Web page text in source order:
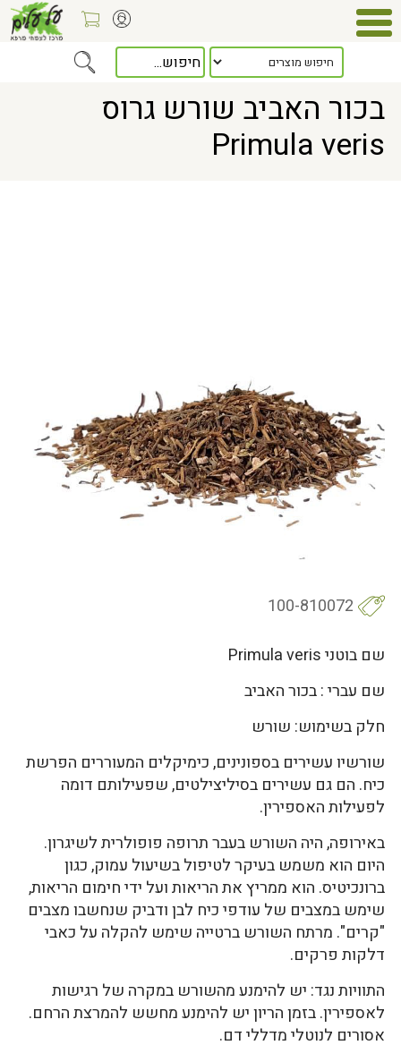
> בכור האביב שורש גרוס Primula veris
בכור האביב שורש גרוס
Primula veris
100-810072
שם בוטני Primula veris
שם עברי : בכור האביב
חלק בשימוש: שורש
שורשיו עשירים בספונינים, כימיקלים המעוררים הפרשת
כיח. הם גם עשירים בסיליצילטים, שפעילותם דומה
לפעילות האספירין.
באירופה, היה השורש בעבר תרופה פופולרית לשיגרון.
היום הוא משמש בעיקר לטיפול בשיעול עמוק, כגון
ברונכיטיס. הוא ממריץ את הריאות ועל ידי חימום הריאות,
שימש במצבים של עודפי כיח לבן ודביק שנחשבו מצבים
"קרים". מרתח השורש ברטייה שימש להקלה על כאבי
דלקות פרקים.
התוויות נגד: יש להימנע מהשורש במקרה של רגישות
לאספירין. בזמן הריון יש להימנע מחשש להמרצת הרחם.
אסורים לנוטלי מדללי דם.